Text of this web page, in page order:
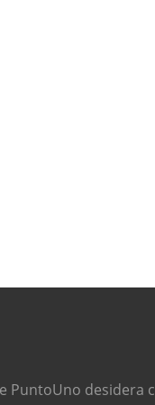
PuntoUno desidera